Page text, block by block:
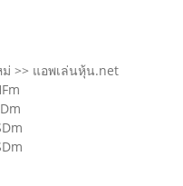
>> แอพเล่นหุ้น.net